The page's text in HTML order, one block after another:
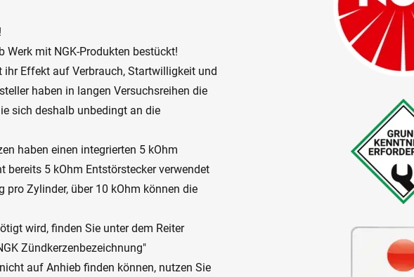
Werk mit NGK-Produkten bestückt!
Effekt auf Verbrauch, Startwilligkeit und
haben in langen Versuchsreihen die
sich deshalb unbedingt an die
haben einen integrierten 5 kOhm
bereits 5 kOhm Entstörstecker verwendet
pro Zylinder, über 10 kOhm können die
wird, finden Sie unter dem Reiter
Zündkerzenbezeichnung"
auf Anhieb finden können, nutzen Sie